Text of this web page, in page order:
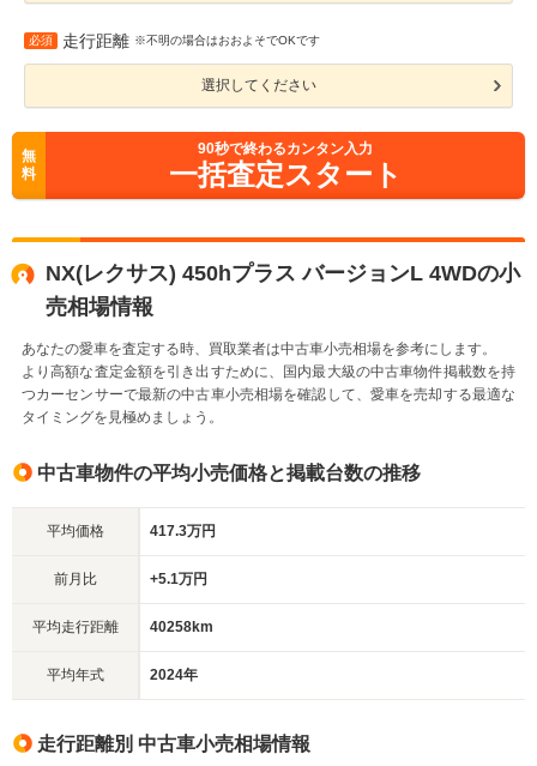
必須 走行距離 ※不明の場合はおおよそでOKです
選択してください
無
料
90秒で終わるカンタン入力
一括査定スタート
NX(レクサス) 450hプラス バージョンL 4WDの小
売相場情報
あなたの愛車を査定する時、買取業者は中古車小売相場を参考にします。
より高額な査定金額を引き出すために、国内最大級の中古車物件掲載数を持
つカーセンサーで最新の中古車小売相場を確認して、愛車を売却する最適な
タイミングを見極めましょう。
中古車物件の平均小売価格と掲載台数の推移
平均価格 417.3万円
前月比 +5.1万円
平均走行距離 40258km
平均年式 2024年
走行距離別 中古車小売相場情報